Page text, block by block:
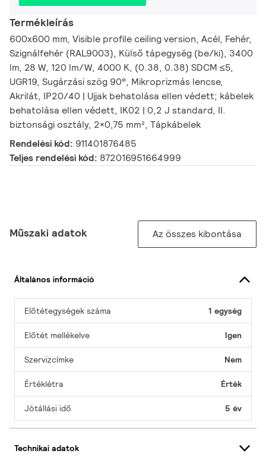
Termékleírás
600x600 mm, Visible profile ceiling version, Acél, Fehér,
Szignálfehér (RAL9003), Külső tápegység (be/ki), 3400
lm, 28 W, 120 lm/W, 4000 K, (0.38, 0.38) SDCM ≤5,
UGR19, Sugárzási szög 90°, Mikroprizmás lencse,
Akrilát, IP20/40 | Ujjak behatolása ellen védett; kábelek
behatolása ellen védett, IK02 | 0,2 J standard, II.
biztonsági osztály, 2×0,75 mm², Tápkábelek
Rendelési kód: 911401876485
Teljes rendelési kód: 872016951664999
Műszaki adatok Az összes kibontása
Általános információ
Előtétegységek száma 1 egység
Előtét mellékelve Igen
Szervizcímke Nem
Értéklétra Érték
Jótállási idő 5 év
Technikai adatok